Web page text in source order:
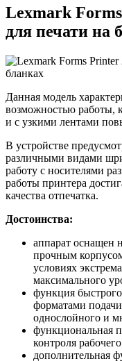
Lexmark
для печати на
Данная модель
возможностью работы,
и с узкими лентами
В устройстве
различными видами
работу с носителями
работы принтера
качества отпечатка.
Достоинства:
аппарат
прочным
условиях
максимального
функция
форматами
однослойного и
функциональная
контроля
дополнительная